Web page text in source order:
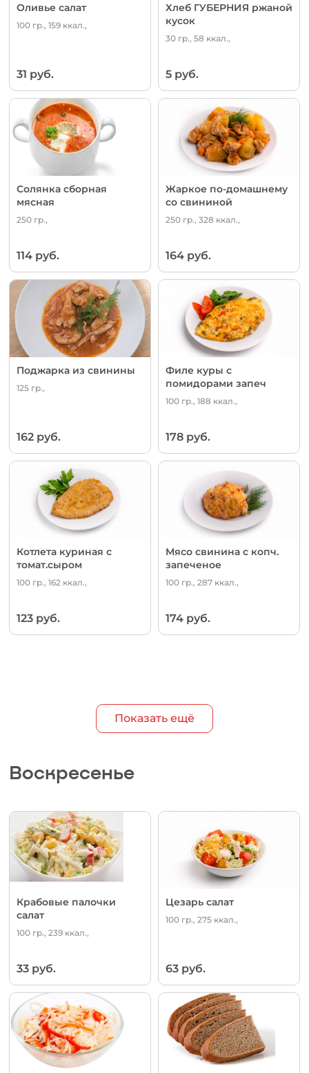
Оливье салат
100 гр., 159 ккал.,
31 руб.
Хлеб ГУБЕРНИЯ ржаной
кусок
30 гр., 58 ккал.,
5 руб.
Солянка сборная
мясная
250 гр.,
114 руб.
Жаркое по-домашнему
со свининой
250 гр., 328 ккал.,
164 руб.
Поджарка из свинины
125 гр.,
162 руб.
Филе куры с
помидорами запеч
100 гр., 188 ккал.,
178 руб.
Котлета куриная с
томат.сыром
100 гр., 162 ккал.,
123 руб.
Мясо свинина с копч.
запеченое
100 гр., 287 ккал.,
174 руб.
Показать ещё
Воскресенье
Крабовые палочки
салат
100 гр., 239 ккал.,
33 руб.
Цезарь салат
100 гр., 275 ккал.,
63 руб.